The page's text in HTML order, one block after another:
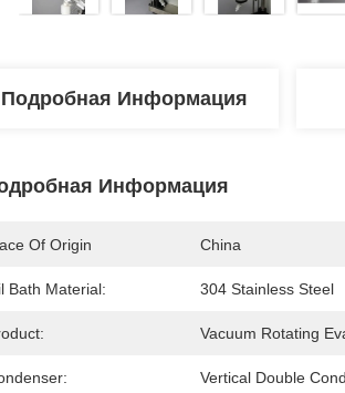
Подробная Информация
Информация
Of Origin China
Bath Material: 304 Stainless Steel
Vacuum Rotating
Vertical Double